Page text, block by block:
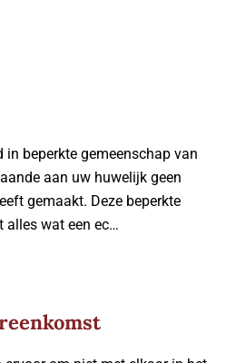
beperkte gemeenschap van
aan uw huwelijk geen
gemaakt. Deze beperkte
alles wat een ec…